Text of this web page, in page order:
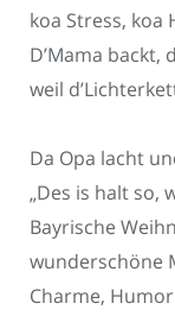
koa Stress, koa
D’Mama backt,
weil
Da Opa lacht
„Des is halt so,
Bayrische
wunderschöne
Charme,